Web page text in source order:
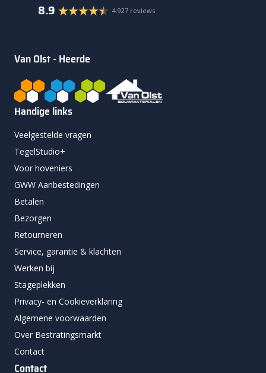
8.9 4.927 reviews
Van Olst - Heerde
Handige links
Veelgestelde vragen
TegelStudio+
Voor hoveniers
GWW Aanbestedingen
Betalen
Bezorgen
Retourneren
Service, garantie & klachten
Werken bij
Stageplekken
Privacy- en Cookieverklaring
Algemene voorwaarden
Over Bestratingsmarkt
Contact
Contact